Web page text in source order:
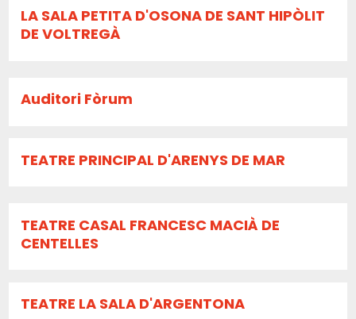
LA SALA PETITA D'OSONA DE SANT HIPÒLIT
DE VOLTREGÀ
Auditori Fòrum
TEATRE PRINCIPAL D'ARENYS DE MAR
TEATRE CASAL FRANCESC MACIÀ DE
CENTELLES
TEATRE LA SALA D'ARGENTONA